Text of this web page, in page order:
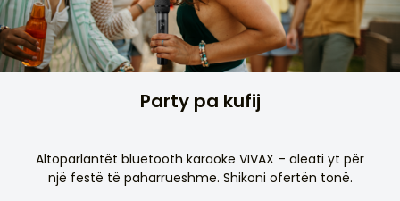
Party pa kufij
Altoparlantët bluetooth karaoke VIVAX – aleati yt për
një festë të paharrueshme. Shikoni ofertën tonë.